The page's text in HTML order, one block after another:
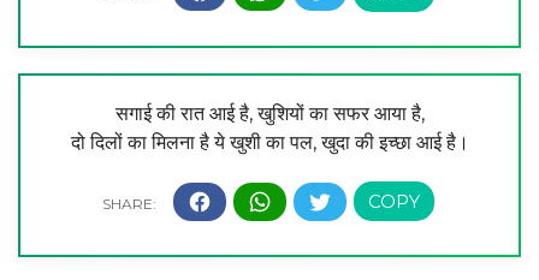
सगाई की रात आई है, खुशियों का सफर आया है,
दो दिलों का मिलना है ये खुशी का पल, खुदा की इच्छा आई है।